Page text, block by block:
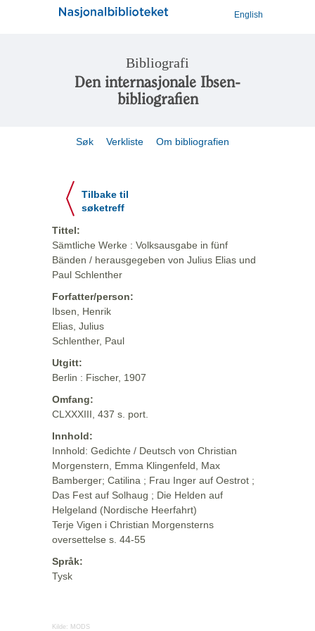
English
Bibliografi
Den internasjonale Ibsen-
bibliografien
Søk Verkliste Om bibliografien
Tilbake til
søketreff
Tittel:
Sämtliche Werke : Volksausgabe in fünf
Bänden / herausgegeben von Julius Elias und
Paul Schlenther
Forfatter/person:
Ibsen, Henrik
Elias, Julius
Schlenther, Paul
Utgitt:
Berlin : Fischer, 1907
Omfang:
CLXXXIII, 437 s. port.
Innhold:
Innhold: Gedichte / Deutsch von Christian
Morgenstern, Emma Klingenfeld, Max
Bamberger; Catilina ; Frau Inger auf Oestrot ;
Das Fest auf Solhaug ; Die Helden auf
Helgeland (Nordische Heerfahrt)
Terje Vigen i Christian Morgensterns
oversettelse s. 44-55
Språk:
Tysk
Kilde: MODS